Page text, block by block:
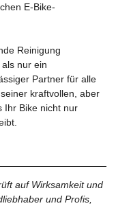
E-Bike-
Reinigung
nur ein
Partner für alle
kraftvollen, aber
Ihr Bike nicht nur
auf Wirksamkeit und
und Profis,